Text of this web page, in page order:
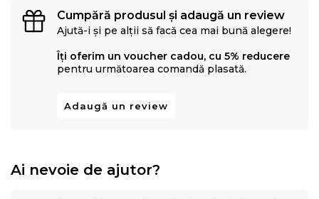
Cumpără produsul și adaugă un review
Ajută-i și pe alții să facă cea mai bună alegere!
Îți oferim un voucher cadou, cu 5% reducere
pentru următoarea comandă plasată.
Adaugă un review
Ai nevoie de ajutor?